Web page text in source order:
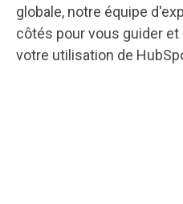
globale, notre équipe
côtés pour vous guider
votre utilisation de